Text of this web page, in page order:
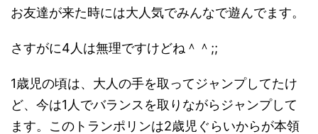
お友達が来た時には大人気でみんなで遊んでます。
さすがに4人は無理ですけどね＾＾;;
1歳児の頃は、大人の手を取ってジャンプしてたけ
ど、今は1人でバランスを取りながらジャンプして
ます。このトランポリンは2歳児ぐらいからが本領